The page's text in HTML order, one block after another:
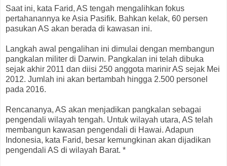
Saat ini, kata Farid, AS tengah mengalihkan fokus
pertahanannya ke Asia Pasifik. Bahkan kelak, 60 persen
pasukan AS akan berada di kawasan ini.
Langkah awal pengalihan ini dimulai dengan membangun
pangkalan militer di Darwin. Pangkalan ini telah dibuka
sejak akhir 2011 dan diisi 250 anggota marinir AS sejak Mei
2012. Jumlah ini akan bertambah hingga 2.500 personel
pada 2016.
Rencananya, AS akan menjadikan pangkalan sebagai
pengendali wilayah tengah. Untuk wilayah utara, AS telah
membangun kawasan pengendali di Hawai. Adapun
Indonesia, kata Farid, besar kemungkinan akan dijadikan
pengendali AS di wilayah Barat. *